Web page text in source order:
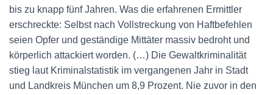
bis zu knapp fünf Jahren. Was die erfahrenen Ermittler
erschreckte: Selbst nach Vollstreckung von Haftbefehlen
seien Opfer und geständige Mittäter massiv bedroht und
körperlich attackiert worden. (…) Die Gewaltkriminalität
stieg laut Kriminalstatistik im vergangenen Jahr in Stadt
und Landkreis München um 8,9 Prozent. Nie zuvor in den